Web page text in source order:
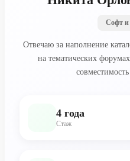
Софт и
Отвечаю за наполнение
на тематических
4 года
Стаж